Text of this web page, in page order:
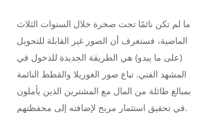
ما لم تكن نائمًا تحت صخرة خلال السنوات الثلاث
الماضية، فستعرف أن الصور غير القابلة للتحويل
(على ما يبدو) هي الطريقة الجديدة للدخول في
المشهد الفني. تباع صور الغوريلا والقطط النائمة
بمبالغ طائلة من المال مع المشترين الذين يأملون
في تحقيق استثمار مربح لإضافته إلى محفظتهم.